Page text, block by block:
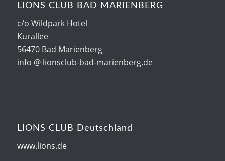
LIONS CLUB BAD MARIENBERG
c/o Wildpark Hotel
Kurallee
56470 Bad Marienberg
info @ lionsclub-bad-marienberg.de
LIONS CLUB Deutschland
www.lions.de